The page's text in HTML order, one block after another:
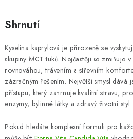
Shrnutí
Kyselina kaprylová je přirozeně se
skupiny MCT tuků. Nejčastěji se zmiňuje
rovnováhou, trávením a střevním
zázračným řešením. Největší smysl dává
přístupu, který zahrnuje kvalitní stravu,
enzymy, bylinné látky a zdravý životní styl.
Pokud hledáte komplexní formuli pro